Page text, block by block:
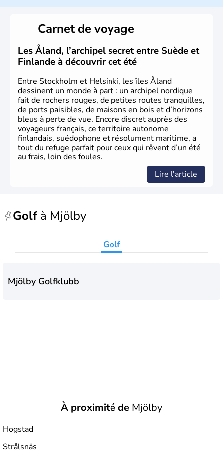
de cuivre et de bois.
Carnet de voyage
Les Åland, l’archipel secret entre Suède et
Finlande à découvrir cet été
Entre Stockholm et Helsinki, les îles Åland
dessinent un monde à part : un archipel nordique
fait de rochers rouges, de petites routes tranquilles,
de ports paisibles, de maisons en bois et d’horizons
bleus à perte de vue. Encore discret auprès des
voyageurs français, ce territoire autonome
finlandais, suédophone et résolument maritime, a
tout du refuge parfait pour ceux qui rêvent d’un été
au frais, loin des foules.
Lire l'article
Golf à Mjölby
Golf
Mjölby Golfklubb
À proximité de Mjölby
Hogstad
Strålsnäs